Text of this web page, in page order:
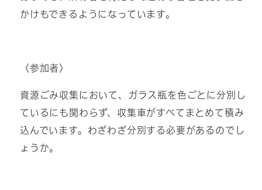
かけもできるようになっています。
〈参加者〉
資源ごみ収集において、ガラス瓶を色ごとに分別し
ているにも関わらず、収集車がすべてまとめて積み
込んでいます。わざわざ分別する必要があるのでし
ょうか。